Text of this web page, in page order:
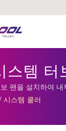
스템 터
압출
팬을 설치하여
희 서비스에는 맞
시스템 쿨러